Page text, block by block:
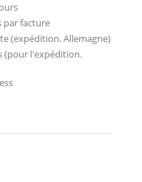
par facture
(expédition. Allemagne)
(pour l'expédition.